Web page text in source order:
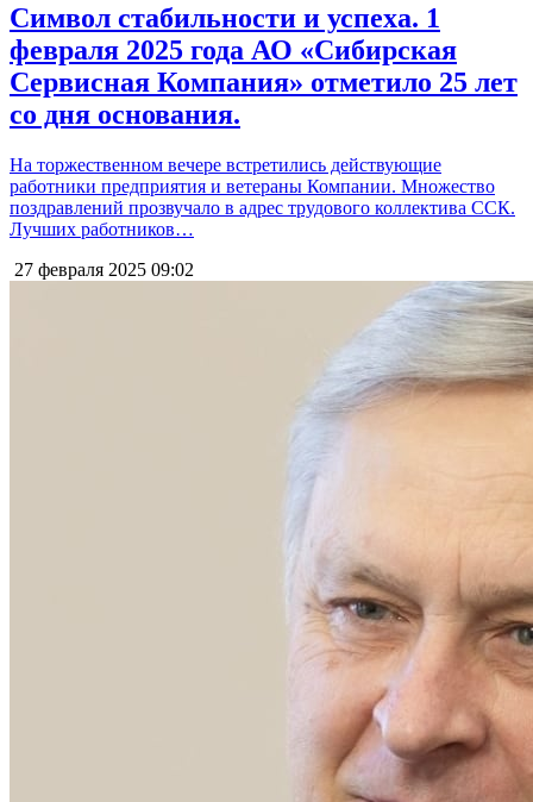
Символ стабильности и успеха. 1
февраля 2025 года АО «Сибирская
Сервисная Компания» отметило 25 лет
со дня основания.
На торжественном вечере встретились действующие
работники предприятия и ветераны Компании. Множество
поздравлений прозвучало в адрес трудового коллектива ССК.
Лучших работников…
27 февраля 2025 09:02